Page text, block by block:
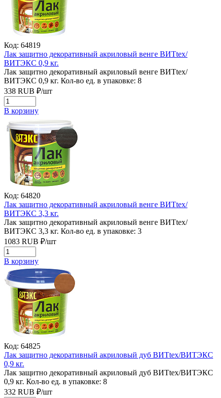
Код: 64819
Лак защитно декоративный акриловый венге ВИТtex/
ВИТЭКС 0,9 кг.
Лак защитно декоративный акриловый венге ВИТtex/
ВИТЭКС 0,9 кг. Кол-во ед. в упаковке: 8
338 RUB ₽/шт
В корзину
Код: 64820
Лак защитно декоративный акриловый венге ВИТtex/
ВИТЭКС 3,3 кг.
Лак защитно декоративный акриловый венге ВИТtex/
ВИТЭКС 3,3 кг. Кол-во ед. в упаковке: 3
1083 RUB ₽/шт
В корзину
Код: 64825
Лак защитно декоративный акриловый дуб ВИТtex/ВИТЭКС
0,9 кг.
Лак защитно декоративный акриловый дуб ВИТtex/ВИТЭКС
0,9 кг. Кол-во ед. в упаковке: 8
332 RUB ₽/шт